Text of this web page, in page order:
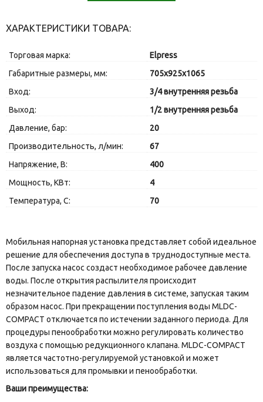
ХАРАКТЕРИСТИКИ ТОВАРА:
Торговая марка:
Elpress
Габаритные размеры, мм:
705x925x1065
Вход:
3/4 внутренняя резьба
Выход:
1/2 внутренняя резьба
Давление, бар:
20
Производительность, л/мин:
67
Напряжение, В:
400
Мощность, КВт:
4
Температура, C:
70
Мобильная напорная установка представляет собой идеальное
решение для обеспечения доступа в труднодоступные места.
После запуска насос создаст необходимое рабочее давление
воды. После открытия распылителя происходит
незначительное падение давления в системе, запуская таким
образом насос. При прекращении поступления воды MLDC-
COMPACT отключается по истечении заданного периода. Для
процедуры пенообработки можно регулировать количество
воздуха с помощью редукционного клапана. MLDC-COMPACT
является частотно-регулируемой установкой и может
использоваться для промывки и пенообработки.
Ваши преимущества: